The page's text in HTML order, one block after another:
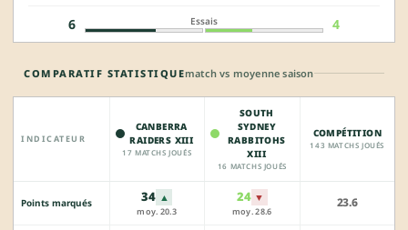
6 Essais 4
COMPARATIF STATISTIQUEmatch vs moyenne saison
INDICATEUR
CANBERRA
RAIDERS XIII
17 MATCHS JOUÉS
SOUTH
SYDNEY
RABBITOHS
XIII
16 MATCHS JOUÉS
COMPÉTITION
143 MATCHS JOUÉS
Points marqués 34 ▲
moy. 20.3
24 ▼
moy. 28.6
23.6